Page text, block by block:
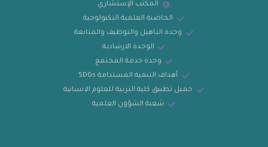
المكتب الإستشاري
الحاضنة العلمية التكنولوجية
وحدة التاهيل والتوظيف والمتابعة
الوحدة الارشادية
وحدة خدمة المجتمع
أهداف التنمية المستدامة SDGs
حميل تطبيق كلية التربية للعلوم الانسانية
شعبة الشؤون العلمية